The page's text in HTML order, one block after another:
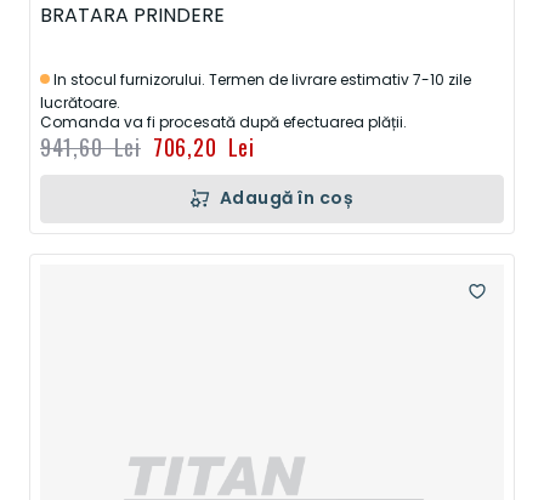
BRATARA PRINDERE
In stocul furnizorului. Termen de livrare estimativ 7-10 zile
lucrătoare.
Comanda va fi procesată după efectuarea plății.
706,20 Lei
941,60 Lei
Adaugă în coș